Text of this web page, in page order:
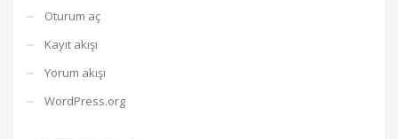
Oturum aç
Kayıt akışı
Yorum akışı
WordPress.org